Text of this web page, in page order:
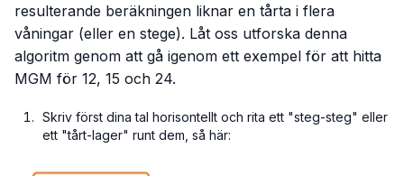
resulterande beräkningen liknar en tårta i flera
våningar (eller en stege). Låt oss utforska denna
algoritm genom att gå igenom ett exempel för att hitta
MGM för 12, 15 och 24.
Skriv först dina tal horisontellt och rita ett "steg-steg" eller
ett "tårt-lager" runt dem, så här: